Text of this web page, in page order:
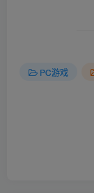
PC游戏